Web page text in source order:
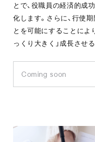
とで、役職員の経済的成
化します。さらに、行使
とを可能にすることによ
っくり大きく」成長させ
Coming soon